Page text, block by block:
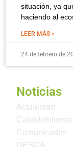
situación, ya
haciendo al
LEER MÁS »
24 de febrero de
Noticias
Actualidad
CaleidoInforma
Comunicados
DESCA